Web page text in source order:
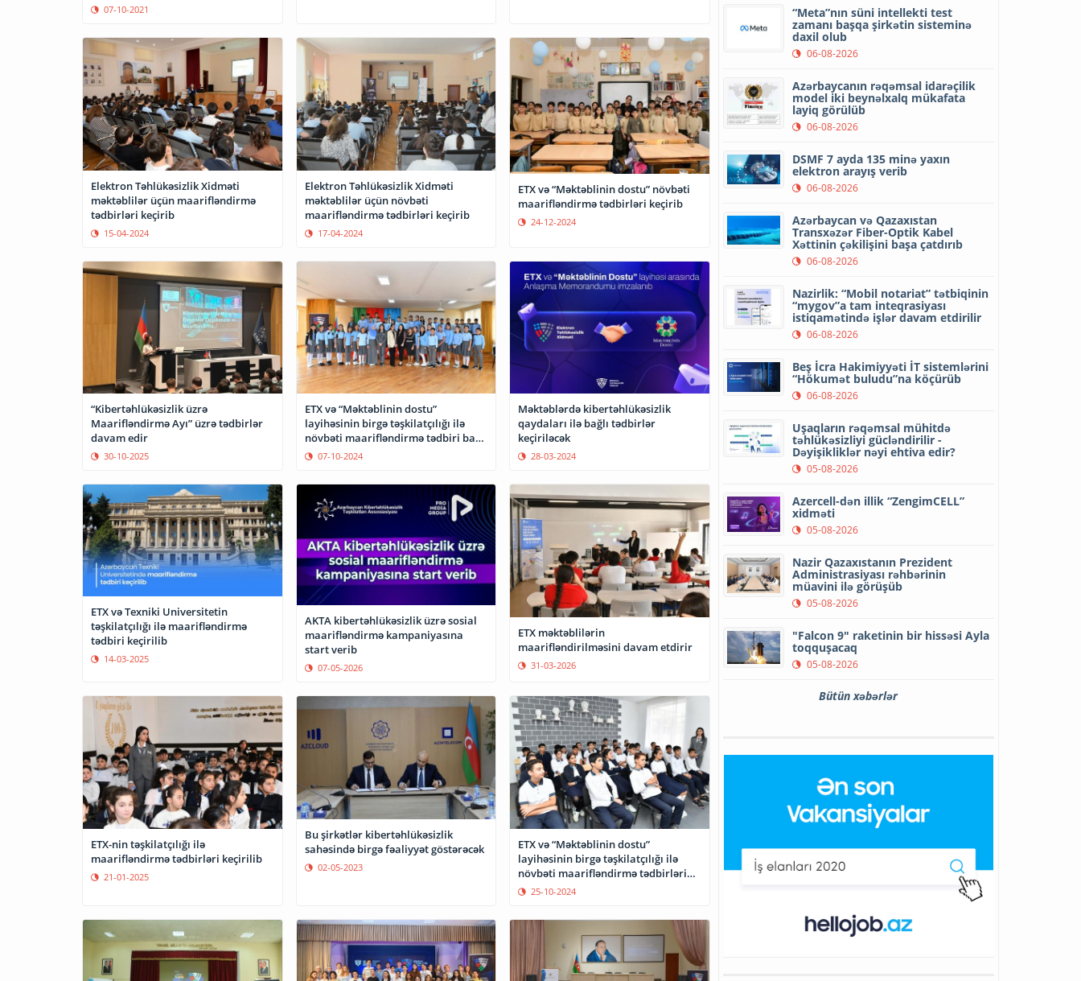
07-10-2021
Elektron Təhlükəsizlik Xidməti
məktəblilər üçün maarifləndirmə
tədbirləri keçirib
15-04-2024
Elektron Təhlükəsizlik Xidməti
məktəblilər üçün növbəti
maarifləndirmə tədbirləri keçirib
17-04-2024
ETX və “Məktəblinin dostu” növbəti
maarifləndirmə tədbirləri keçirib
24-12-2024
“Kibertəhlükəsizlik üzrə
Maarifləndirmə Ayı” üzrə tədbirlər
davam edir
30-10-2025
ETX və “Məktəblinin dostu”
layihəsinin birgə təşkilatçılığı ilə
növbəti maarifləndirmə tədbiri baş
tutub07-10-2024
Məktəblərdə kibertəhlükəsizlik
qaydaları ilə bağlı tədbirlər
keçiriləcək
28-03-2024
ETX və Texniki Universitetin
təşkilatçılığı ilə maarifləndirmə
tədbiri keçirilib
14-03-2025
AKTA kibertəhlükəsizlik üzrə sosial
maarifləndirmə kampaniyasına
start verib
07-05-2026
ETX məktəblilərin
maarifləndirilməsini davam etdirir
31-03-2026
ETX-nin təşkilatçılığı ilə
maarifləndirmə tədbirləri keçirilib
21-01-2025
Bu şirkətlər kibertəhlükəsizlik
sahəsində birgə fəaliyyət göstərəcək
02-05-2023
ETX və “Məktəblinin dostu”
layihəsinin birgə təşkilatçılığı ilə
növbəti maarifləndirmə tədbirləri
keçirilib
25-10-2024
“Meta”nın süni intellekti test
zamanı başqa şirkətin sisteminə
daxil olub
06-08-2026
Azərbaycanın rəqəmsal idarəçilik
model iki beynəlxalq mükafata
layiq görülüb
06-08-2026
DSMF 7 ayda 135 minə yaxın
elektron arayış verib
06-08-2026
Azərbaycan və Qazaxıstan
Transxəzər Fiber-Optik Kabel
Xəttinin çəkilişini başa çatdırıb
06-08-2026
Nazirlik: “Mobil notariat” tətbiqinin
“mygov”a tam inteqrasiyası
istiqamətində işlər davam etdirilir
06-08-2026
Beş İcra Hakimiyyəti İT sistemlərini
“Hökumət buludu”na köçürüb
06-08-2026
Uşaqların rəqəmsal mühitdə
təhlükəsizliyi gücləndirilir -
Dəyişikliklər nəyi ehtiva edir?
05-08-2026
Azercell-dən illik “ZengimCELL”
xidməti
05-08-2026
Nazir Qazaxıstanın Prezident
Administrasiyası rəhbərinin
müavini ilə görüşüb
05-08-2026
"Falcon 9" raketinin bir hissəsi Ayla
toqquşacaq
05-08-2026
Bütün xəbərlər